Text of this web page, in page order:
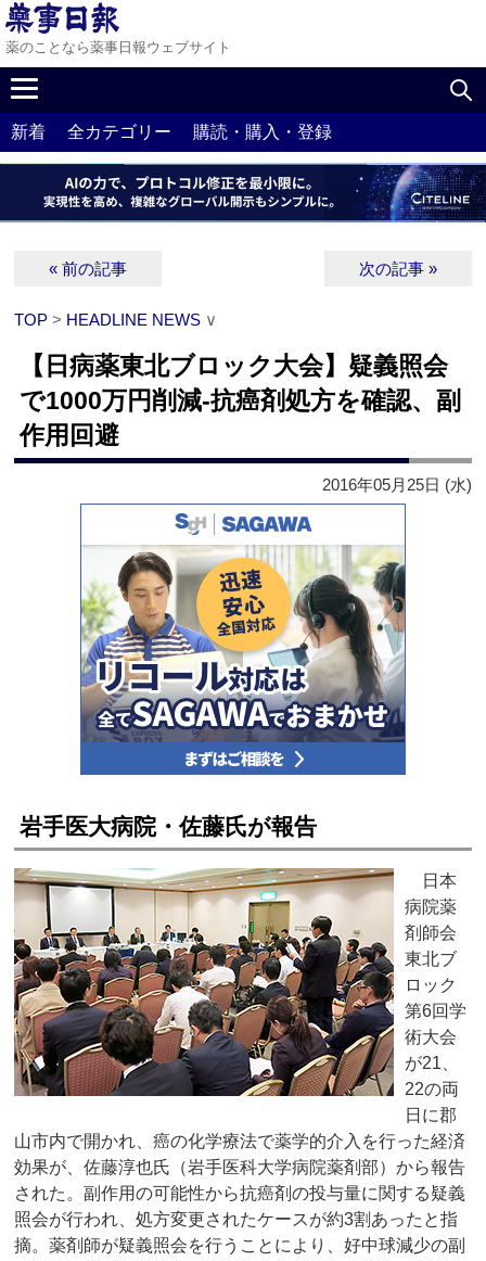
薬のことなら薬事日報ウェブサイト
新着 全カテゴリー 購読・購入・登録
« 前の記事 次の記事 »
TOP > HEADLINE NEWS ∨
【日病薬東北ブロック大会】疑義照会
で1000万円削減‐抗癌剤処方を確認、副
作用回避
2016年05月25日 (水)
岩手医大病院・佐藤氏が報告
日本
病院薬
剤師会
東北ブ
ロック
第6回学
術大会
が21、
22の両
日に郡
山市内で開かれ、癌の化学療法で薬学的介入を行った経済
効果が、佐藤淳也氏（岩手医科大学病院薬剤部）から報告
された。副作用の可能性から抗癌剤の投与量に関する疑義
照会が行われ、処方変更されたケースが約3割あったと指
摘。薬剤師が疑義照会を行うことにより、好中球減少の副